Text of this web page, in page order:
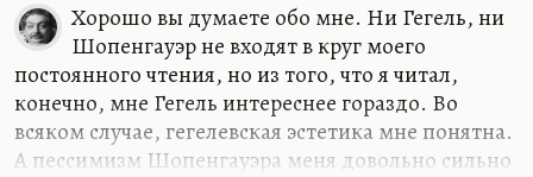
Хорошо вы думаете обо мне. Ни Гегель, ни
Шопенгауэр не входят в круг моего
постоянного чтения, но из того, что я читал,
конечно, мне Гегель интереснее гораздо. Во
всяком случае, гегелевская эстетика мне понятна.
А пессимизм Шопенгауэра меня довольно сильно